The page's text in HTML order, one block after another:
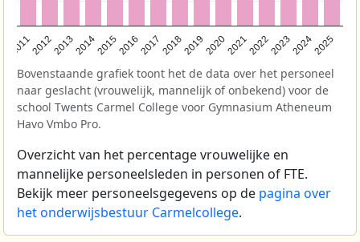
201120122013201420152016201720182019202020212022202320242025
Bovenstaande grafiek toont het de data over het personeel
naar geslacht (vrouwelijk, mannelijk of onbekend) voor de
school Twents Carmel College voor Gymnasium Atheneum
Havo Vmbo Pro.
Overzicht van het percentage vrouwelijke en
mannelijke personeelsleden in personen of FTE.
Bekijk meer personeelsgegevens op de pagina over
het onderwijsbestuur Carmelcollege.